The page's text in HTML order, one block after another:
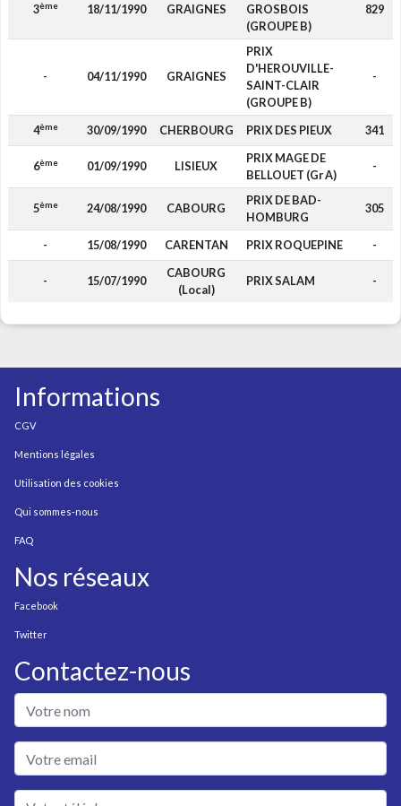
3ème 18/11/1990 GRAIGNES
GROSBOIS
(GROUPE B)
829
- 04/11/1990 GRAIGNES
PRIX
D'HEROUVILLE-
SAINT-CLAIR
(GROUPE B)
-
4ème 30/09/1990 CHERBOURG PRIX DES PIEUX 341
6ème 01/09/1990 LISIEUX
PRIX MAGE DE
BELLOUET (Gr A)
-
5ème 24/08/1990 CABOURG
PRIX DE BAD-
HOMBURG
305
- 15/08/1990 CARENTAN PRIX ROQUEPINE -
- 15/07/1990
CABOURG
(Local)
PRIX SALAM -
Informations
CGV
Mentions légales
Utilisation des cookies
Qui sommes-nous
FAQ
Nos réseaux
Facebook
Twitter
Contactez-nous